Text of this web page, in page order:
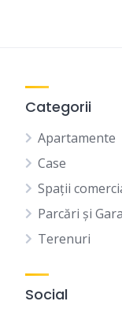
Categorii
Apartamente
Case
Spații
Parcări și
Terenuri
Social